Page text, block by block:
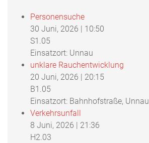
Personensuche
30 Juni, 2026 | 10:50
S1.05
Einsatzort: Unnau
unklare Rauchentwicklung
20 Juni, 2026 | 20:15
B1.05
Einsatzort: Bahnhofstraße, Unnau
Verkehrsunfall
8 Juni, 2026 | 21:36
H2.03